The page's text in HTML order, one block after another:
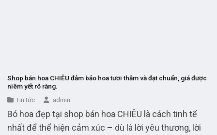
Shop bán hoa CHIÊU đảm bảo hoa tươi thắm và đạt chuẩn, giá được
niêm yết rõ ràng.
Tin tức admin
Bó hoa đẹp tại shop bán hoa CHIÊU là cách tinh tế
nhất để thể hiện cảm xúc – dù là lời yêu thương, lời